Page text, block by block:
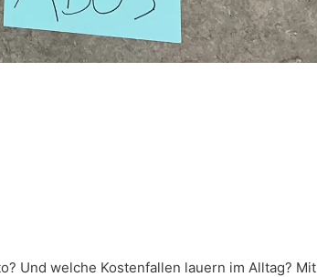
Und welche Kostenfallen lauern im Alltag? Mit